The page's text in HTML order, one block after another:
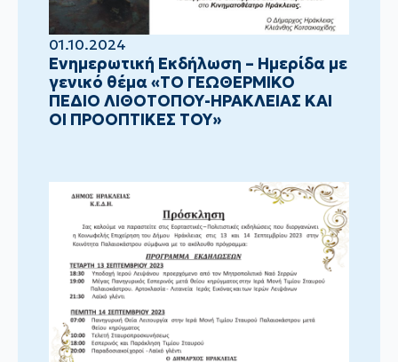
01.10.2024
Ενημερωτική Εκδήλωση – Ημερίδα με
γενικό θέμα «ΤΟ ΓΕΩΘΕΡΜΙΚΟ
ΠΕΔΙΟ ΛΙΘΟΤΟΠΟΥ-ΗΡΑΚΛΕΙΑΣ ΚΑΙ
ΟΙ ΠΡΟΟΠΤΙΚΕΣ ΤΟΥ»